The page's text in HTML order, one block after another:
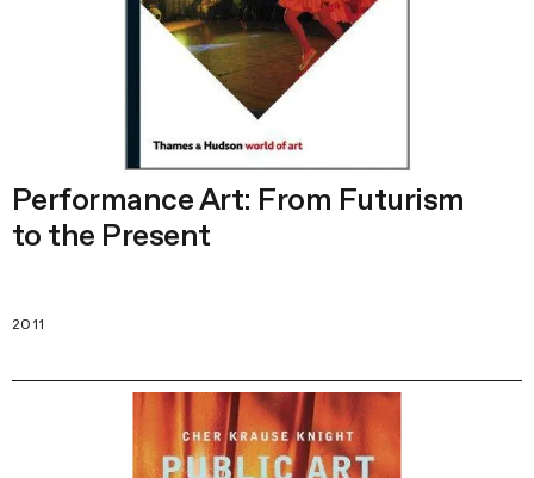
Performance Art: From Futurism
to the Present
2011